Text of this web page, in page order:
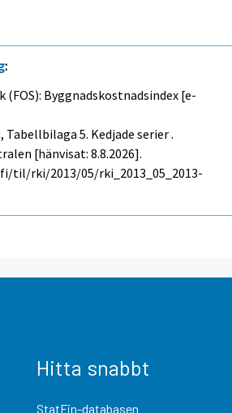
:
Byggnadskostnadsindex [e-
Tabellbilaga 5. Kedjade serier .
[hänvisat: 8.8.2026].
rki/2013/05/rki_2013_05_2013-
Hitta snabbt
StatFin-databasen